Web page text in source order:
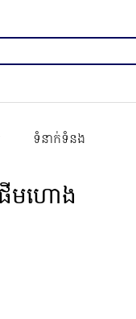
ទំនាក់ទំនង
ើមហោង